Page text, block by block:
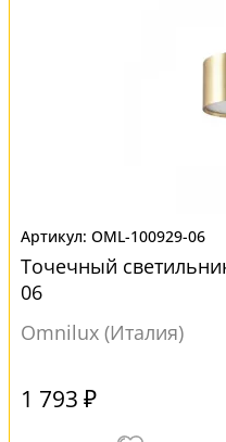
OML-100929-06
Точечный
06
Omnilux (Италия)
1 793 ₽